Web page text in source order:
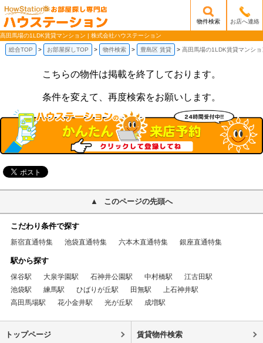
/mobile_img/head-logo.png
物件検索 お店へ連絡
高田馬場の1LDK賃貸マンション | 株式会社ハウステーション
総合TOP お部屋探しTOP 物件検索 豊島区 賃貸 高田馬場の1LDK賃貸マンショ
こちらの物件は掲載を終了しております。
条件を変えて、再度検索をお願いします。
このページの先頭へ
こだわり条件で探す
新宿直通特集 池袋直通特集 六本木直通特集 銀座直通特集
駅から探す
保谷駅 大泉学園駅 石神井公園駅 中村橋駅
江古田駅
池袋駅
練馬駅 ひばりが丘駅 田無駅
上石神井駅
高田馬場駅
花小金井駅 光が丘駅 成増駅
トップページ 賃貸物件検索